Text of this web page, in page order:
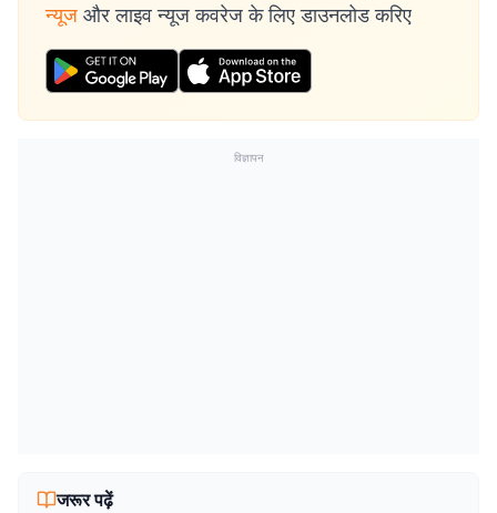
न्यूज और लाइव न्यूज कवरेज के लिए डाउनलोड करिए
विज्ञापन
जरूर पढ़ें